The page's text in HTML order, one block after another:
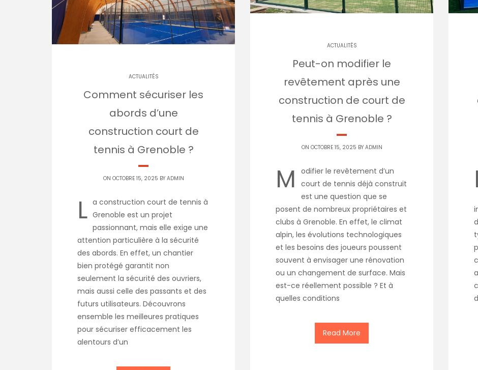
ACTUALITÉS
Peut-on modifier le
revêtement après une
construction de court de
tennis à Grenoble ?
ON OCTOBRE 15, 2025 BY ADMIN
M
odifier le revêtement d’un
court de tennis déjà construit
est une question que se
posent de nombreux propriétaires et
clubs à Grenoble. En effet, le climat
alpin, les évolutions technologiques
et les besoins des joueurs poussent
souvent à envisager une rénovation
ou un changement de surface. Mais
est-ce réellement possible ? Et à
quelles conditions
Read More
ACTUALITÉS
Comment sécuriser les
abords d’une
construction court de
tennis à Grenoble ?
ON OCTOBRE 15, 2025 BY ADMIN
L a construction court de tennis à
Grenoble est un projet
passionnant, mais elle exige une
attention particulière à la sécurité
des abords. En effet, un chantier
bien protégé garantit non
seulement la sécurité des ouvriers,
mais aussi celle des passants et des
futurs utilisateurs. Découvrons
ensemble les meilleures pratiques
pour sécuriser efficacement les
alentours d’un